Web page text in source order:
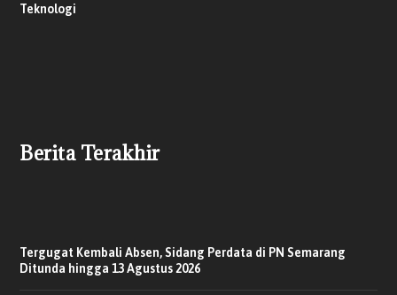
Teknologi
Berita Terakhir
Tergugat Kembali Absen, Sidang Perdata di PN Semarang
Ditunda hingga 13 Agustus 2026